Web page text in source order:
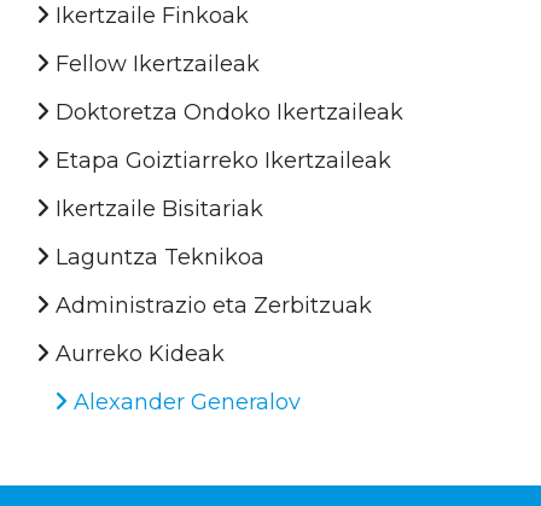
Ikertzaile Finkoak
Fellow Ikertzaileak
Doktoretza Ondoko Ikertzaileak
Etapa Goiztiarreko Ikertzaileak
Ikertzaile Bisitariak
Laguntza Teknikoa
Administrazio eta Zerbitzuak
Aurreko Kideak
Alexander Generalov